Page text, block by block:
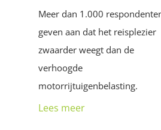
Meer dan 1.000
geven aan dat het reisplezier
zwaarder weegt dan de
verhoogde
motorrijtuigenbelasting.
Lees meer